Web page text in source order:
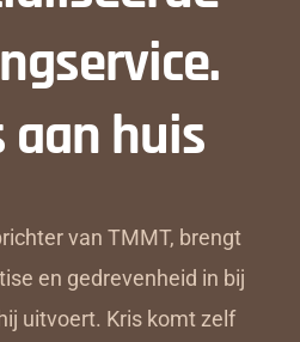
aan huis
van TMMT, brengt
en gedrevenheid in bij
uitvoert. Kris komt zelf